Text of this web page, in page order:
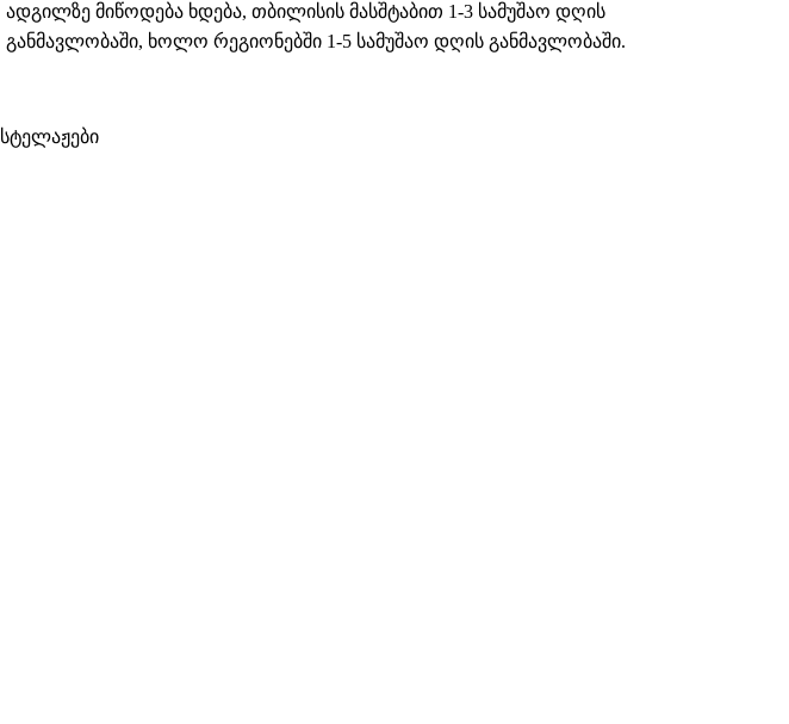
ადგილზე მიწოდება ხდება, თბილისის მასშტაბით 1-3 სამუშაო დღის
განმავლობაში, ხოლო რეგიონებში 1-5 სამუშაო დღის განმავლობაში.
სტელაჟები